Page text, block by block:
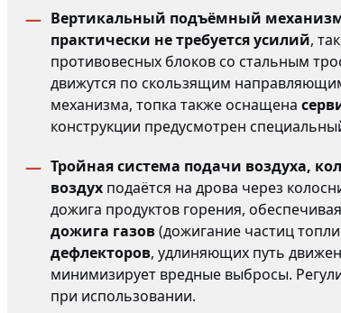
Вертикальный подъёмный
практически не требуется усилий,
противовесных блоков со стальным
движутся по скользящим
механизма, топка также оснащена
конструкции предусмотрен
Тройная система подачи воздуха,
воздух подаётся на дрова через
дожига продуктов горения,
дожига газов(дожигание частиц
дефлекторов, удлиняющих путь
минимизирует вредные выбросы.
при использовании.